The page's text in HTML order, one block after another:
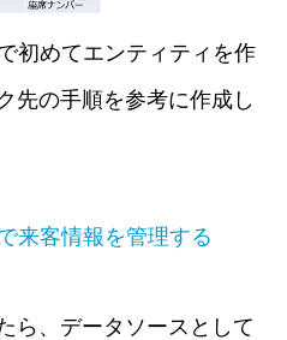
初めてエンティティを作
先の手順を参考に作成し
来客情報を管理する
ら、データソースとして